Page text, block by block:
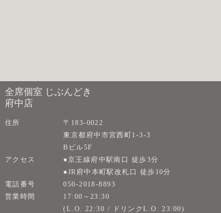
全席個室 じぶんどき
府中店
住所
〒183-0022
東京都府中市宮西町1-3-3
Bビル5F
アクセス
●京王線府中駅南口 徒歩3分
●JR府中本町駅改札口 徒歩10分
電話番号
050-2018-8893
営業時間
17:00～23:30
(L.O. 22:30 / ドリンクL.O. 23:00)